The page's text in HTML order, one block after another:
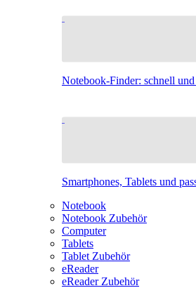
Notebook-Finder: schnell
Smartphones, Tablets und
Notebook
Notebook Zubehör
Computer
Tablets
Tablet Zubehör
eReader
eReader Zubehör